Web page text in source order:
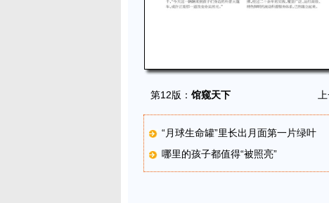
第12版： 馆窥天下
“月球生命罐”里长出月面第一片绿叶
哪里的孩子都值得“被照亮”